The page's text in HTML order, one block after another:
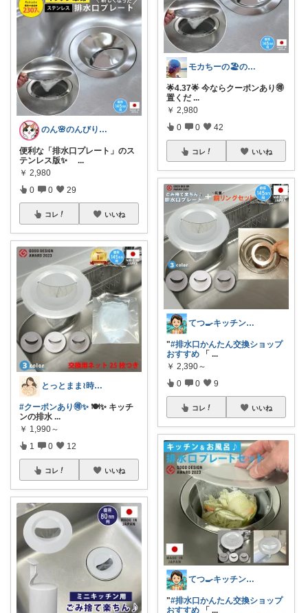
のん🌸のんびり生活✨
便利な「排水口プレート」のス
テンレス版✨
...
￥ 2,980
0 0 29
コレ いいね
とっとまま≀時短ワーママ🤎🤍
#クーポンあり🉐✨ 🍽️✨ キッチ
ンの排水 ...
￥ 1,990～
1 0 12
コレ いいね
モカちーの🏖️のんびりライフ🐈✨
🌟4.37🌟 今ならクーポンあり🉐
置くだ ...
￥ 2,980
0 0 42
コレ いいね
てつ🍳キッチンアイテム｜アイコン変更
"#排水口かんたん交換ショップ
おすすめ 「 ...
￥ 2,390～
0 0 9
コレ いいね
てつ🍳キッチンアイテム｜アイコン変更
"#排水口かんたん交換ショップ
おすすめ 「 ...